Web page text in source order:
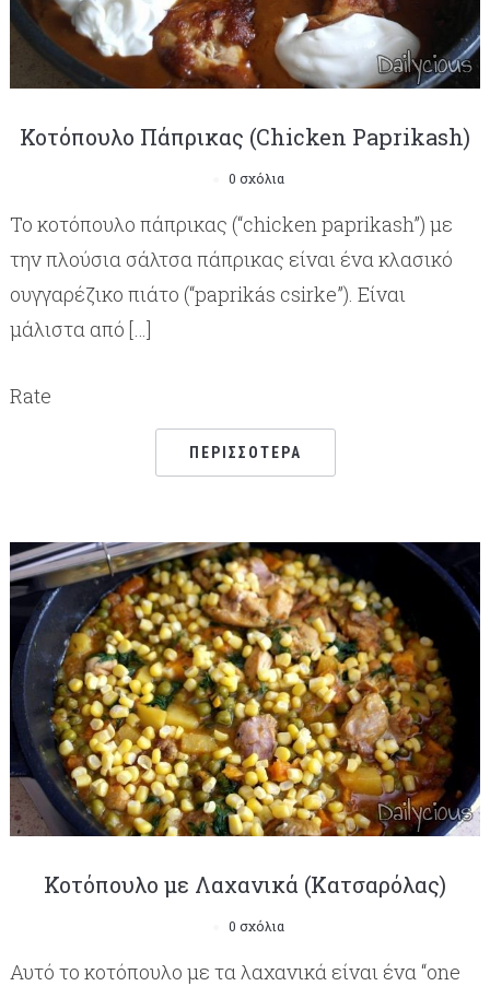
Κοτόπουλο Πάπρικας (Chicken Paprikash)
0 σχόλια
Το κοτόπουλο πάπρικας (“chicken paprikash”) με
την πλούσια σάλτσα πάπρικας είναι ένα κλασικό
ουγγαρέζικο πιάτο (“paprikás csirke”). Είναι
μάλιστα από […]
Rate
ΠΕΡΙΣΣΌΤΕΡΑ
Κοτόπουλο με Λαχανικά (Κατσαρόλας)
0 σχόλια
Αυτό το κοτόπουλο με τα λαχανικά είναι ένα “one